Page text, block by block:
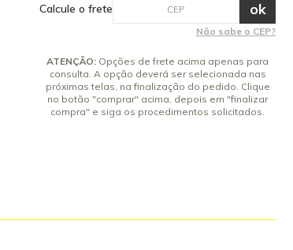
Calcule o frete
Não sabe o CEP?
ATENÇÃO: Opções de frete acima apenas para
consulta. A opção deverá ser selecionada nas
próximas telas, na finalização do pedido. Clique
no botão "comprar" acima, depois em "finalizar
compra" e siga os procedimentos solicitados.